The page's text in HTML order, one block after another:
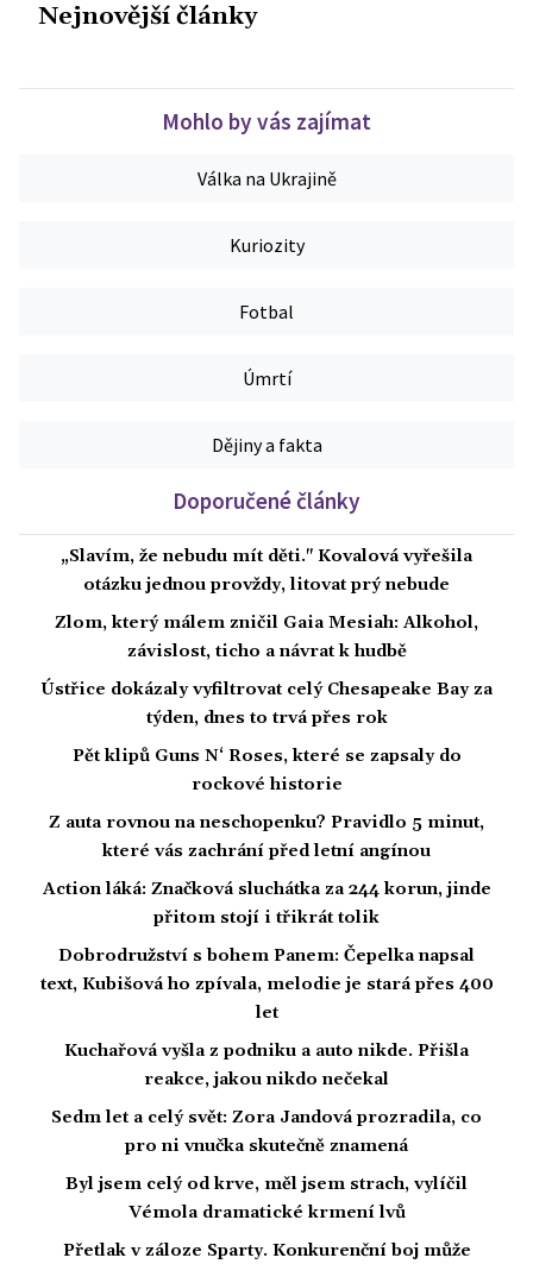
Nejnovější články
Mohlo by vás zajímat
Válka na Ukrajině
Kuriozity
Fotbal
Úmrtí
Dějiny a fakta
Doporučené články
„Slavím, že nebudu mít děti." Kovalová vyřešila
otázku jednou provždy, litovat prý nebude
Zlom, který málem zničil Gaia Mesiah: Alkohol,
závislost, ticho a návrat k hudbě
Ústřice dokázaly vyfiltrovat celý Chesapeake Bay za
týden, dnes to trvá přes rok
Pět klipů Guns N‘ Roses, které se zapsaly do
rockové historie
Z auta rovnou na neschopenku? Pravidlo 5 minut,
které vás zachrání před letní angínou
Action láká: Značková sluchátka za 244 korun, jinde
přitom stojí i třikrát tolik
Dobrodružství s bohem Panem: Čepelka napsal
text, Kubišová ho zpívala, melodie je stará přes 400
let
Kuchařová vyšla z podniku a auto nikde. Přišla
reakce, jakou nikdo nečekal
Sedm let a celý svět: Zora Jandová prozradila, co
pro ni vnučka skutečně znamená
Byl jsem celý od krve, měl jsem strach, vylíčil
Vémola dramatické krmení lvů
Přetlak v záloze Sparty. Konkurenční boj může